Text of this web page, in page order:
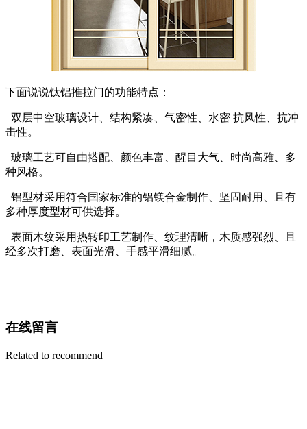
下面说说钛铝推拉门的功能特点：
双层中空玻璃设计、结构紧凑、气密性、水密 抗风性、抗冲
击性。
玻璃工艺可自由搭配、颜色丰富、醒目大气、时尚高雅、多
种风格。
铝型材采用符合国家标准的铝镁合金制作、坚固耐用、且有
多种厚度型材可供选择。
表面木纹采用热转印工艺制作、纹理清晰，木质感强烈、且
经多次打磨、表面光滑、手感平滑细腻。
在线留言
Related to recommend